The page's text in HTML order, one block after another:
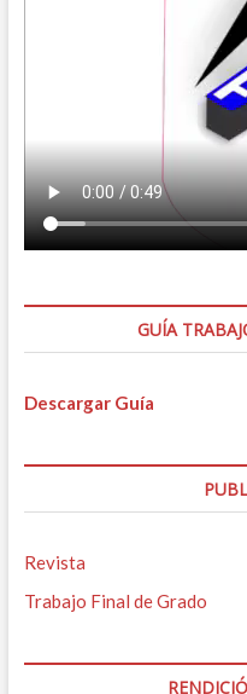
GUÍA
Descargar Guía
Revista
Trabajo Final de Grado